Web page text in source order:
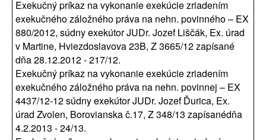
Exekučný príkaz na vykonanie exekúcie zriadením
exekučného záložného práva na nehn. povinného – EX
880/2012, súdny exekútor JUDr. Jozef Liščák, Ex. úrad
v Martine, Hviezdoslavova 23B, Z 3665/12 zapísané
dňa 28.12.2012 - 217/12.
Exekučný príkaz na vykonanie exekúcie zriadením
exekučného záložného práva na nehn. povinnej – EX
4437/12-12 súdny exekútor JUDr. Jozef Ďurica, Ex.
úrad Zvolen, Borovianska č.17, Z 348/13 zapísanédňa
4.2.2013 - 24/13.